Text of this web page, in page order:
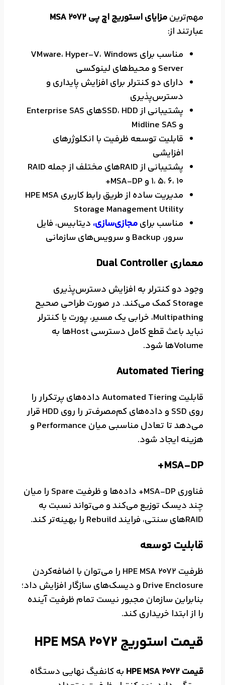
مهم‌ترینمزایای استوریج اچ پی MSA 2072
عبارتند از:
مناسب برای VMware، Hyper-V، Windows
Server و محیط‌های لینوکسی
دارای دو کنترلر برای افزایش پایداری و
دسترس‌پذیری
پشتیبانی از SSD، HDDهای Enterprise SAS
و Midline SAS
قابلیت توسعه ظرفیت با انکلوژرهای
افزایشی
پشتیبانی از RAIDهای مختلف از جمله RAID
1، 5، 6، 10 و MSA-DP+
مدیریت ساده از طریق رابط کاربری HPE MSA
Storage Management Utility
مناسب برایمجازی‌سازی، دیتابیس، فایل
سرور، Backup و سرویس‌های سازمانی
معماری Dual Controller
وجود دو کنترلر به افزایش دسترس‌پذیری
Storage کمک می‌کند. در صورت طراحی صحیح
Multipathing، خرابی یک مسیر، پورت یا کنترلر
نباید باعث قطع کامل دسترسی Hostها به
Volumeها شود.
Automated Tiering
قابلیت Automated Tiering داده‌های پرتکرار را
روی SSD و داده‌های کم‌مصرف‌تر را روی HDD قرار
می‌دهد تا تعادل مناسبی میان Performance و
هزینه ایجاد شود.
MSA-DP+
فناوری MSA-DP+ داده‌ها و ظرفیت Spare را میان
چند دیسک توزیع می‌کند و می‌تواند نسبت به
RAIDهای سنتی، فرایند Rebuild را بهینه‌تر کند.
قابلیت توسعه
ظرفیت HPE MSA 2072 را می‌توان با اضافه‌کردن
Drive Enclosure و دیسک‌های سازگار افزایش داد؛
بنابراین سازمان مجبور نیست تمام ظرفیت آینده
را از ابتدا خریداری کند.
قیمت استوریج HPE MSA 2072
قیمت HPE MSA 2072
به کانفیگ نهایی دستگاه